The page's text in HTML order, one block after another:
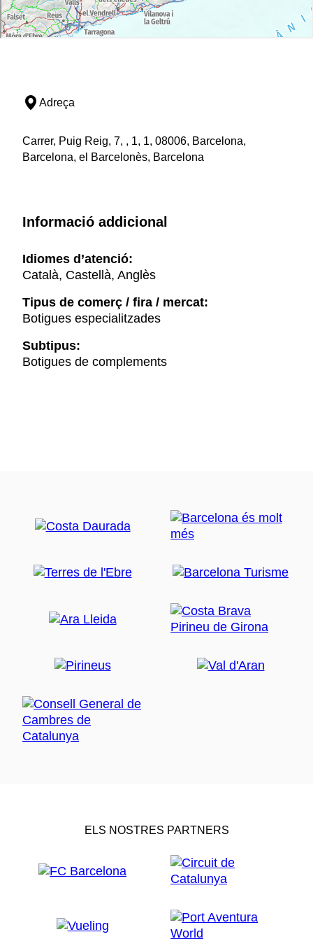
Adreça
Carrer, Puig Reig, 7, , 1, 1, 08006, Barcelona,
Barcelona, el Barcelonès, Barcelona
Informació addicional
Idiomes d’atenció:
Català, Castellà, Anglès
Tipus de comerç / fira / mercat:
Botigues especialitzades
Subtipus:
Botigues de complements
ELS NOSTRES PARTNERS